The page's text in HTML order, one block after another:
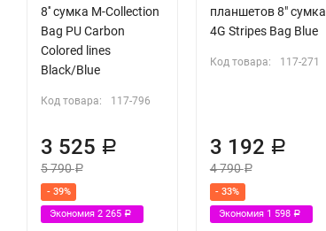
8'' сумка M-Collection
Bag PU Carbon
Colored lines
Black/Blue
Код товара: 117-796
3 525 Р
5 790Р
- 39%
Экономия 2 265 Р
планшетов 8" сумка
4G Stripes Bag Blue
Код товара: 117-271
3 192 Р
4 790Р
- 33%
Экономия 1 598 Р